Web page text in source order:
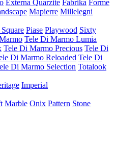
Externa Quarzite Fabrika Forme
Mapierre Millelegni
Piase Playwood Sixty
Tele Di Marmo Lumia
Tele Di Marmo Precious Tele Di
Di Marmo Reloaded Tele Di
Di Marmo Selection Totalook
Imperial
Marble Onix Pattern Stone